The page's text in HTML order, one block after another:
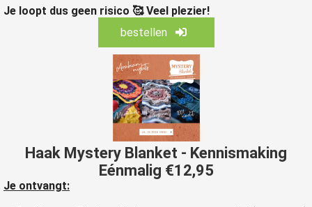
Je loopt dus geen risico 🥰 Veel plezier!
bestellen
Haak Mystery Blanket - Kennismaking
Eénmalig €12,95
Je ontvangt: